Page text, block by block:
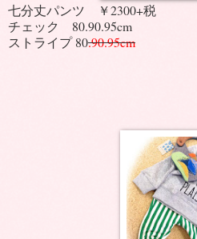
七分丈パンツ ￥2300+税
チェック 80.90.95cm
ストライプ 80.90.95cm